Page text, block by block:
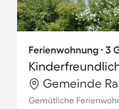
Ferienwohnung ∙ 3
Gemütliche